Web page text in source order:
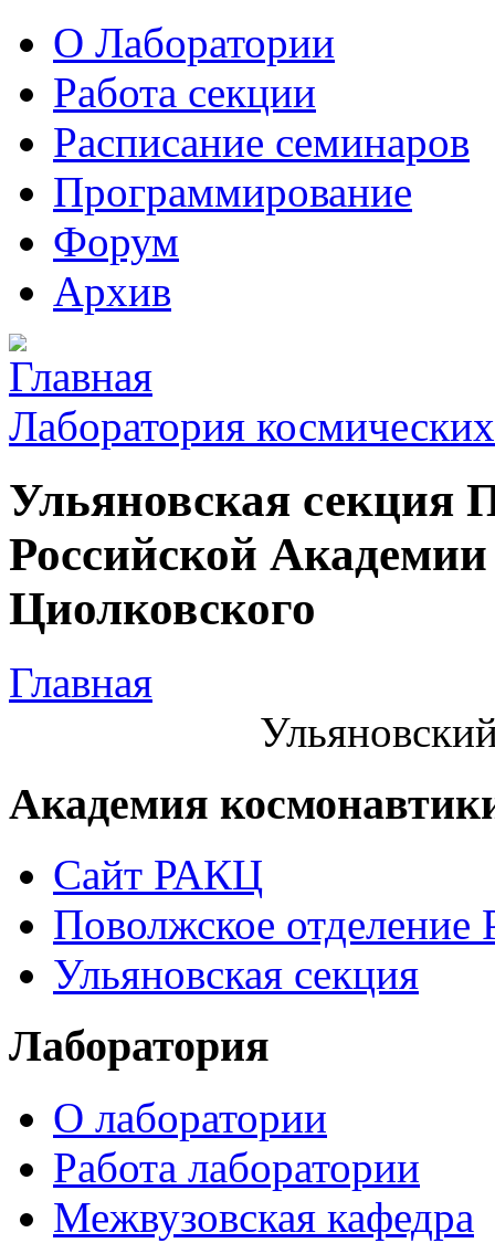
О Лаборатории
Работа секции
Расписание семинаров
Программирование
Форум
Архив
Лаборатория
Ульяновская секция
Российской
Циолковского
Главная
Академия
Сайт РАКЦ
Поволжское
Ульяновская секция
Лаборатория
О лаборатории
Работа лаборатории
Межвузовская кафедра